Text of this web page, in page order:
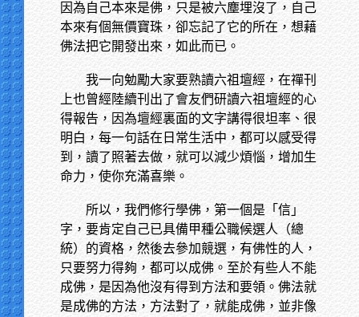
因為自己本來是佛，只是被六塵埋沒了，自己
本來有個無價寶珠，卻忘記了它的所在，想藉
佛法把它開發出來，如此而已。
我一向勉勵大家要熟讀六祖壇經，在禪刊
上也曾經陸續刊出了會友們研讀六祖壇經的心
得報告，因為壇經裏面的文字講得很坦率、很
明白，每一句話在日常生活中，都可以感受得
到，讀了照著去做，就可以減少煩惱，增加生
命力，使你充滿喜樂。
所以，我們修行學佛，第一個是「信」
字，要肯定自己已具備甲種公職候選人（總
統）的資格，然後去參加競選，有佛性的人，
只要努力得夠，都可以成佛。至於有些人不能
成佛，是因為他沒有得到方法和要領。佛法就
是成佛的方法，方法對了，就能成佛，並非像